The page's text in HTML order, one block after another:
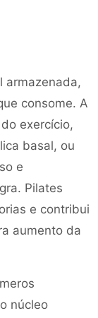
armazenada,
consome. A
exercício,
basal, ou
e
Pilates
e contribui
aumento da
núcleo